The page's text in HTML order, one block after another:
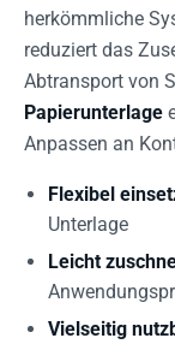
herkömmliche
reduziert das
Abtransport von
Papierunterlage
Anpassen an
Flexibel
Unterlage
Leicht
Vielseitig